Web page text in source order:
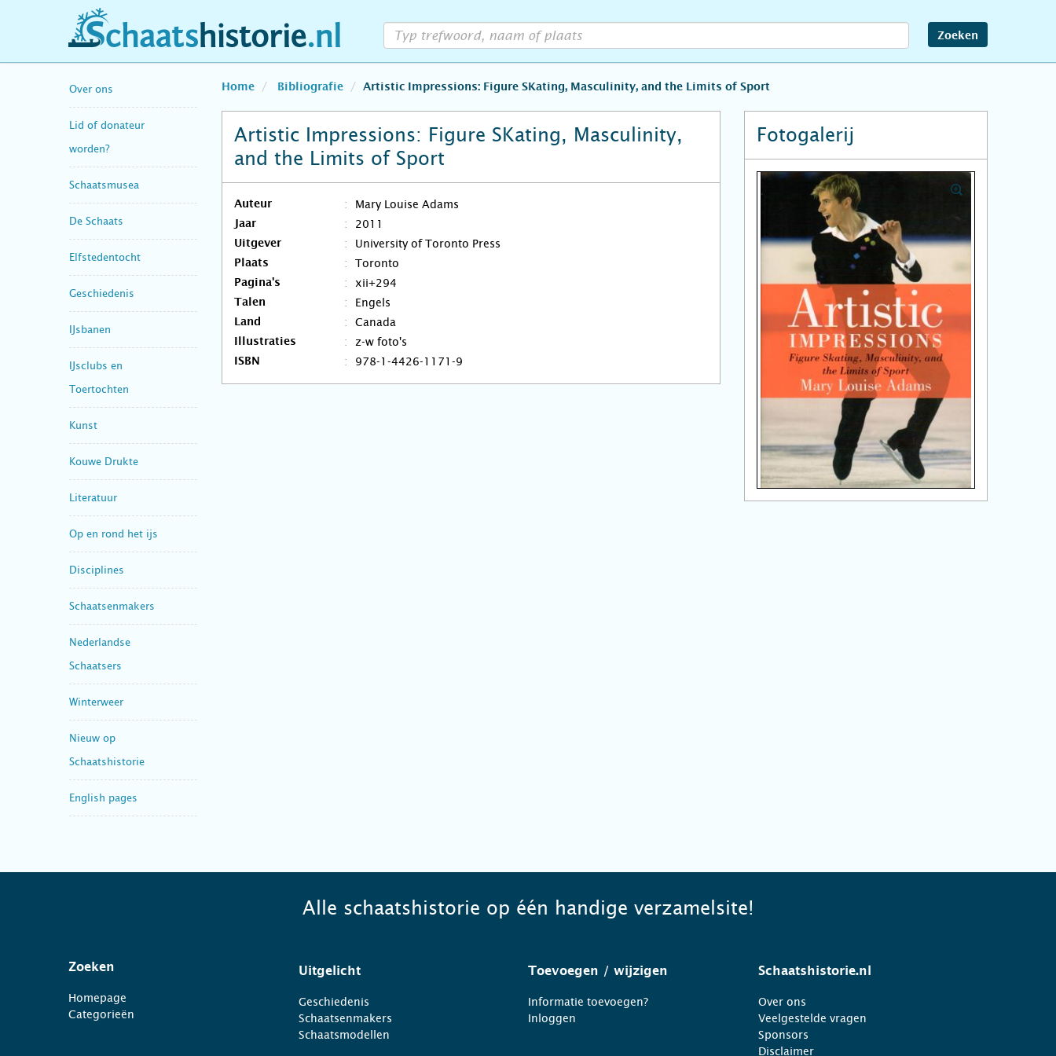
schaatshistorie.nl Zoeken
Over ons
Lid of donateur
worden?
Schaatsmusea
De Schaats
Elfstedentocht
Geschiedenis
IJsbanen
IJsclubs en
Toertochten
Kunst
Kouwe Drukte
Literatuur
Op en rond het ijs
Disciplines
Schaatsenmakers
Nederlandse
Schaatsers
Winterweer
Nieuw op
Schaatshistorie
English pages
Home Bibliografie Artistic Impressions: Figure SKating, Masculinity, and the Limits of Sport
Artistic Impressions: Figure SKating, Masculinity,
and the Limits of Sport
Auteur Mary Louise Adams
Jaar 2011
Uitgever University of Toronto Press
Plaats Toronto
Pagina's xii+294
Talen Engels
Land Canada
Illustraties z-w foto's
ISBN 978-1-4426-1171-9
Fotogalerij
Alle schaatshistorie op één handige verzamelsite!
Zoeken
Homepage
Categorieën
Uitgelicht
Geschiedenis
Schaatsenmakers
Schaatsmodellen
Toevoegen / wijzigen
Informatie toevoegen?
Inloggen
Schaatshistorie.nl
Over ons
Veelgestelde vragen
Sponsors
Disclaimer